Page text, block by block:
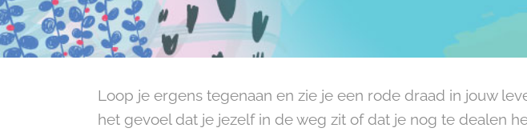
Loop je ergens tegenaan en zie je een rode draad in jouw
het gevoel dat je jezelf in de weg zit of dat je nog te dealen